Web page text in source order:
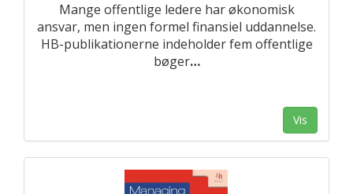
Mange offentlige ledere har økonomisk
ansvar, men ingen formel finansiel uddannelse.
HB-publikationerne indeholder fem offentlige
bøger…
Vis